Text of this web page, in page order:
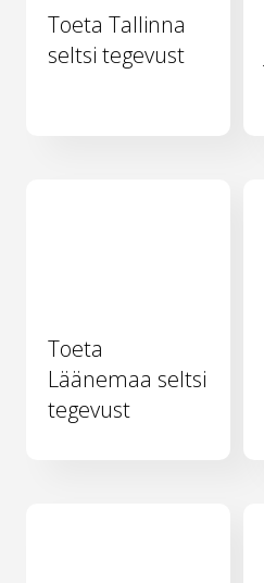
Toeta Tallinna
seltsi tegevust
Toeta
Läänemaa seltsi
tegevust